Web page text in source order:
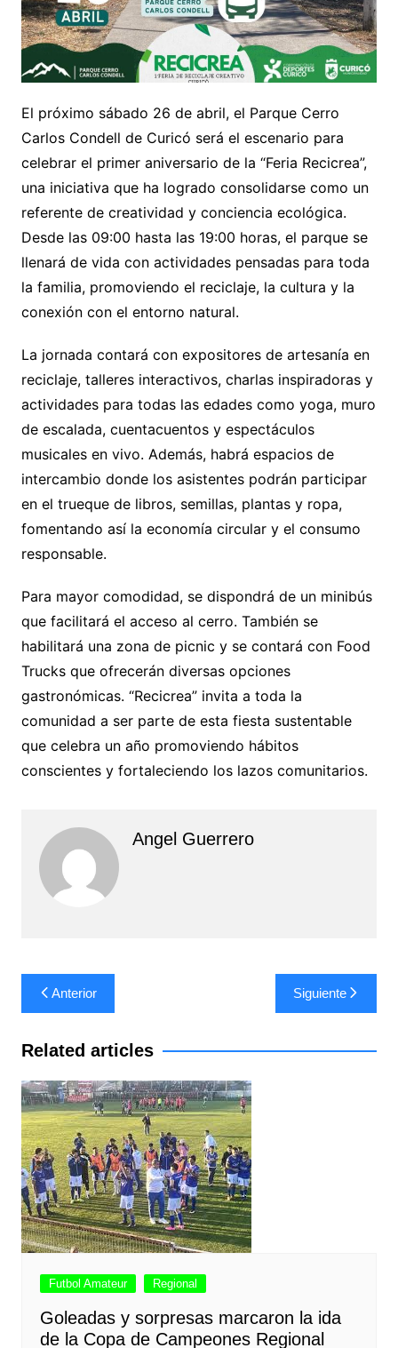
El próximo sábado 26 de abril, el Parque Cerro
Carlos Condell de Curicó será el escenario para
celebrar el primer aniversario de la “Feria Recicrea”,
una iniciativa que ha logrado consolidarse como un
referente de creatividad y conciencia ecológica.
Desde las 09:00 hasta las 19:00 horas, el parque se
llenará de vida con actividades pensadas para toda
la familia, promoviendo el reciclaje, la cultura y la
conexión con el entorno natural.
La jornada contará con expositores de artesanía en
reciclaje, talleres interactivos, charlas inspiradoras y
actividades para todas las edades como yoga, muro
de escalada, cuentacuentos y espectáculos
musicales en vivo. Además, habrá espacios de
intercambio donde los asistentes podrán participar
en el trueque de libros, semillas, plantas y ropa,
fomentando así la economía circular y el consumo
responsable.
Para mayor comodidad, se dispondrá de un minibús
que facilitará el acceso al cerro. También se
habilitará una zona de picnic y se contará con Food
Trucks que ofrecerán diversas opciones
gastronómicas. “Recicrea” invita a toda la
comunidad a ser parte de esta fiesta sustentable
que celebra un año promoviendo hábitos
conscientes y fortaleciendo los lazos comunitarios.
Angel Guerrero
Navegación
de
entradas
Anterior Siguiente
Related articles
Futbol Amateur Regional
Goleadas y sorpresas marcaron la ida
de la Copa de Campeones Regional